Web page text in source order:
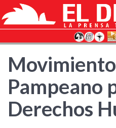
Pampeano
Derechos